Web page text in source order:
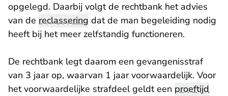
opgelegd. Daarbij volgt de rechtbank het advies
van de reclassering dat de man begeleiding nodig
heeft bij het meer zelfstandig functioneren.
De rechtbank legt daarom een gevangenisstraf
van 3 jaar op, waarvan 1 jaar voorwaardelijk. Voor
het voorwaardelijke strafdeel geldt een proeftijd